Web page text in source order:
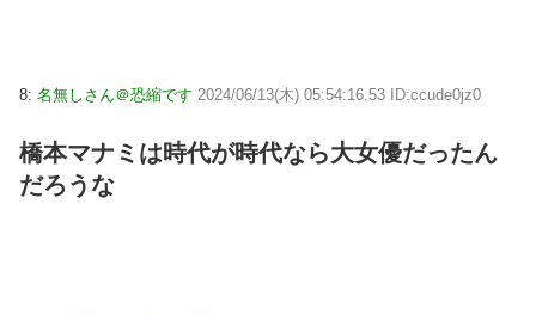
8: 名無しさん＠恐縮です 2024/06/13(木) 05:54:16.53 ID:ccude0jz0
橋本マナミは時代が時代なら大女優だったん
だろうな